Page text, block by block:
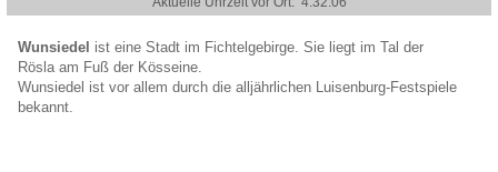
Wunsiedel ist eine Stadt im Fichtelgebirge. Sie liegt im Tal der
Rösla am Fuß der Kösseine.
Wunsiedel ist vor allem durch die alljährlichen Luisenburg-Festspiele
bekannt.